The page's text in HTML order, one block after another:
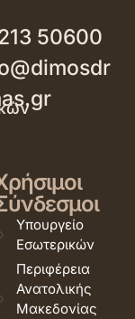
50600
Υπουργείο
Εσωτερικών
Περιφέρεια
Ανατολικής
Μακεδονίας